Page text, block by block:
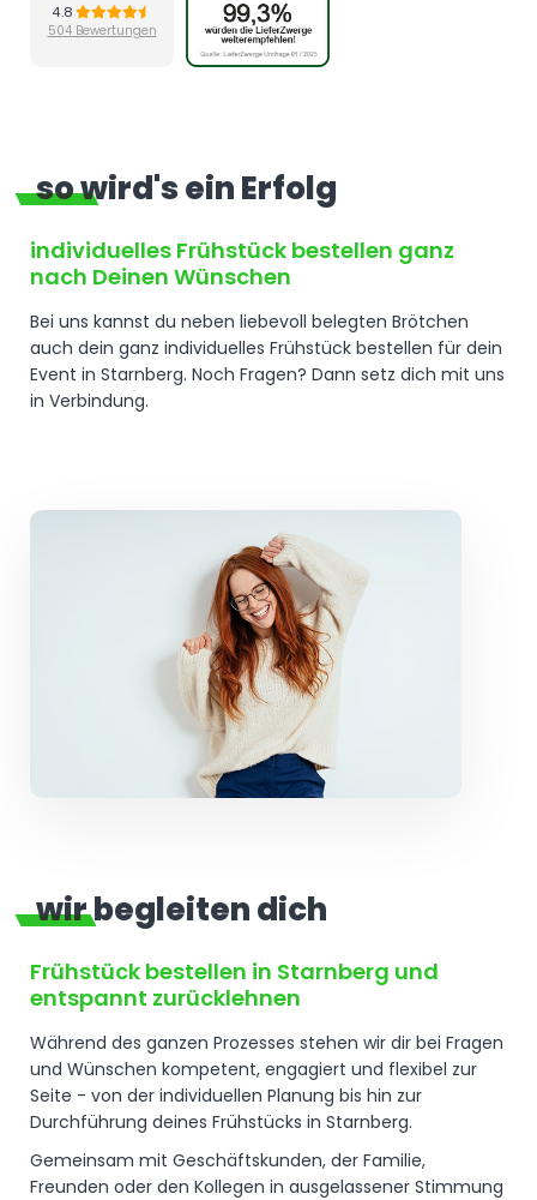
4.8
504 Bewertungen
so wird's ein Erfolg
individuelles Frühstück bestellen ganz
nach Deinen Wünschen
Bei uns kannst du neben liebevoll belegten Brötchen
auch dein ganz individuelles Frühstück bestellen für dein
Event in Starnberg. Noch Fragen? Dann setz dich mit uns
in Verbindung.
wir begleiten dich
Frühstück bestellen in Starnberg und
entspannt zurücklehnen
Während des ganzen Prozesses stehen wir dir bei Fragen
und Wünschen kompetent, engagiert und flexibel zur
Seite - von der individuellen Planung bis hin zur
Durchführung deines Frühstücks in Starnberg.
Gemeinsam mit Geschäftskunden, der Familie,
Freunden oder den Kollegen in ausgelassener Stimmung